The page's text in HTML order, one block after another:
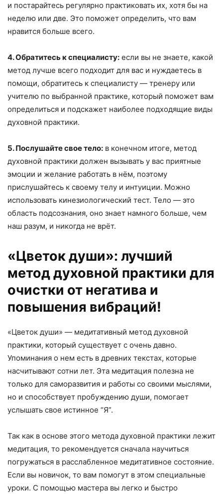
и постарайтесь регулярно практиковать их, хотя бы на
неделю или две. Это поможет определить, что вам
нравится больше всего.
4. Обратитесь к специалисту: если вы не знаете, какой
метод лучше всего подходит для вас и нуждаетесь в
помощи, обратитесь к специалисту — тренеру или
учителю по выбранной практике, который поможет вам
определиться и подскажет наиболее подходящие виды
духовной практики.
5. Послушайте свое тело: в конечном итоге, метод
духовной практики должен вызывать у вас приятные
эмоции и желание работать в нём, поэтому
прислушайтесь к своему телу и интуиции. Можно
использовать кинезиологический тест. Тело — это
область подсознания, оно знает намного больше, чем
наш разум, и никогда не врёт.
«Цветок души»: лучший
метод духовной практики для
очистки от негатива и
повышения вибраций!
«Цветок души» — медитативный метод духовной
практики, который существует с очень давно.
Упоминания о нем есть в древних текстах, которые
насчитывают сотни лет. Эта медитация полезна не
только для саморазвития и работы со своими мыслями,
но и способствует пробуждению души, помогает
услышать свое истинное “Я”.
Так как в основе этого метода духовной практики лежит
медитация, то рекомендуется сначала научиться
погружаться в расслабленное медитативное состояние.
Если вы новичок, то вам помогут в этом специальные
уроки. С помощью мастера вы легко и быстро